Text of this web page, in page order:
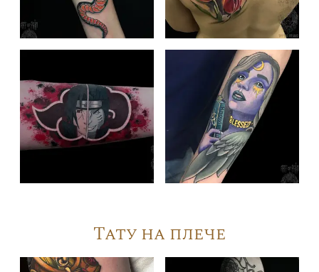
Тату на плече